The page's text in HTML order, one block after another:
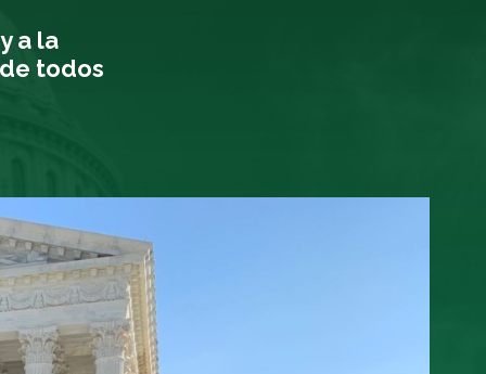
a la
todos